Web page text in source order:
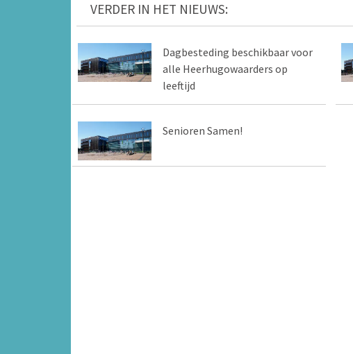
VERDER IN HET NIEUWS:
Dagbesteding beschikbaar voor
alle Heerhugowaarders op
leeftijd
Senioren Samen!